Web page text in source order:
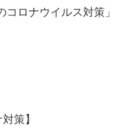
ロナウイルス対策」
策】